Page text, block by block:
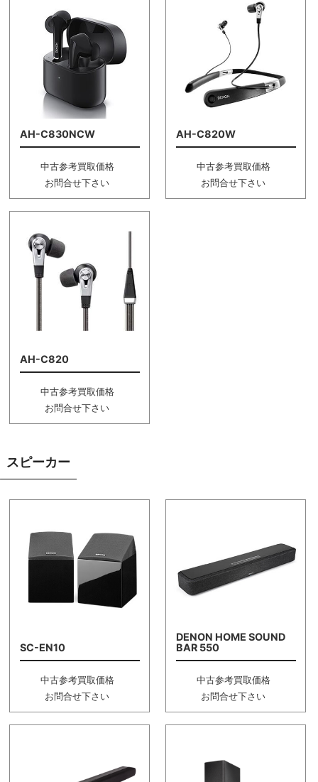
AH-C830NCW
中古参考買取価格
お問合せ下さい
AH-C820W
中古参考買取価格
お問合せ下さい
AH-C820
中古参考買取価格
お問合せ下さい
スピーカー
SC-EN10
中古参考買取価格
お問合せ下さい
DENON HOME SOUND
BAR 550
中古参考買取価格
お問合せ下さい